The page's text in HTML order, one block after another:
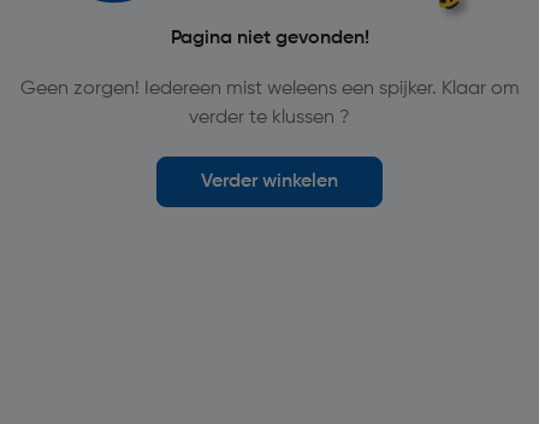
Pagina niet gevonden!
Geen zorgen! Iedereen mist weleens een spijker. Klaar om
verder te klussen ?
Verder winkelen